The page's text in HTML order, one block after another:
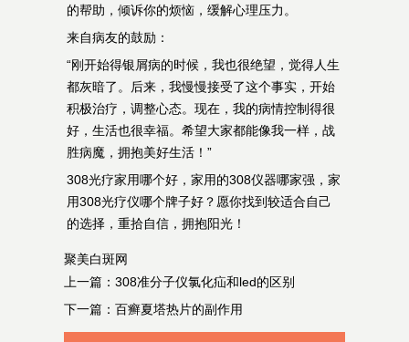
的帮助，倾诉你的烦恼，缓解心理压力。
来自病友的鼓励：
“刚开始得银屑病的时候，我也很绝望，觉得人生
都灰暗了。后来，我慢慢接受了这个事实，开始
积极治疗，调整心态。现在，我的病情控制得很
好，生活也很幸福。希望大家都能像我一样，战
胜病魔，拥抱美好生活！”
308光疗家用哪个好，家用的308仪器哪家强，家
用308光疗仪哪个牌子好？愿你找到较适合自己
的选择，重拾自信，拥抱阳光！
聚美白斑网
上一篇：308准分子仪氯化疝和led的区别
下一篇：百癣夏塔热片的副作用